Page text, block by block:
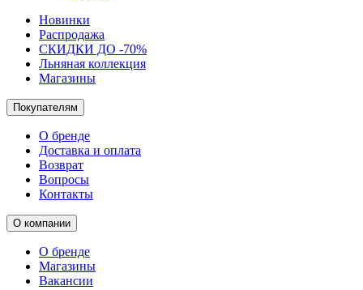
Новинки
Распродажа
СКИДКИ ДО -70%
Льняная коллекция
Магазины
Покупателям
О бренде
Доставка и оплата
Возврат
Вопросы
Контакты
О компании
О бренде
Магазины
Вакансии